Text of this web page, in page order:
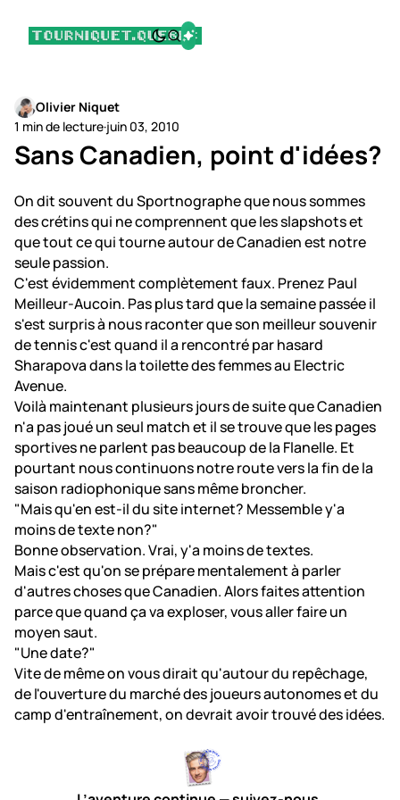
Olivier Niquet
1 min de lecture·juin 03, 2010
Sans Canadien, point d'idées?
On dit souvent du Sportnographe que nous sommes
des crétins qui ne comprennent que les slapshots et
que tout ce qui tourne autour de Canadien est notre
seule passion.
C'est évidemment complètement faux. Prenez Paul
Meilleur-Aucoin. Pas plus tard que la semaine passée il
s'est surpris à nous raconter que son meilleur souvenir
de tennis c'est quand il a rencontré par hasard
Sharapova dans la toilette des femmes au Electric
Avenue.
Voilà maintenant plusieurs jours de suite que Canadien
n'a pas joué un seul match et il se trouve que les pages
sportives ne parlent pas beaucoup de la Flanelle. Et
pourtant nous continuons notre route vers la fin de la
saison radiophonique sans même broncher.
"Mais qu'en est-il du site internet? Messemble y'a
moins de texte non?"
Bonne observation. Vrai, y'a moins de textes.
Mais c'est qu'on se prépare mentalement à parler
d'autres choses que Canadien. Alors faites attention
parce que quand ça va exploser, vous aller faire un
moyen saut.
"Une date?"
Vite de même on vous dirait qu'autour du repêchage,
de l'ouverture du marché des joueurs autonomes et du
camp d'entraînement, on devrait avoir trouvé des idées.